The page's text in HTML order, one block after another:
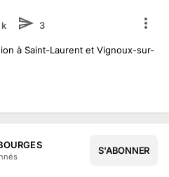
k 3
à Saint-Laurent et Vignoux-sur-
s
S'ABONNER